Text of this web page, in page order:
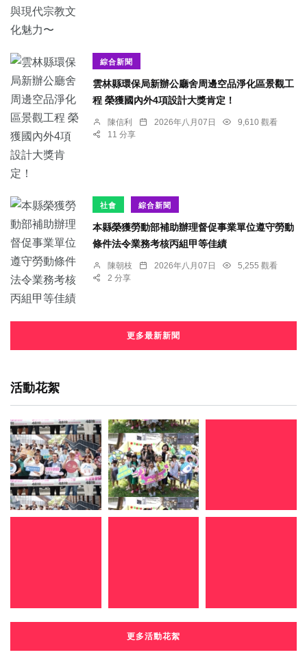
綜合新聞
雲林縣環保局新辦公廳舍周邊空品淨化區景觀工
程 榮獲國內外4項設計大獎肯定！
陳信利 2026年八月07日
9,610 觀看
11 分享
社會 綜合新聞
本縣榮獲勞動部補助辦理督促事業單位遵守勞動
條件法令業務考核丙組甲等佳績
陳朝枝 2026年八月07日
5,255 觀看
2 分享
更多最新新聞
活動花絮
更多活動花絮